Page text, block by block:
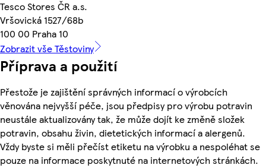
Tesco Stores ČR a.s.
Vršovická 1527/68b
100 00 Praha 10
Zobrazit vše Těstoviny
Příprava a použití
Přestože je zajištění správných informací o výrobcích
věnována nejvyšší péče, jsou předpisy pro výrobu potravin
neustále aktualizovány tak, že může dojít ke změně složek
potravin, obsahu živin, dietetických informací a alergenů.
Vždy byste si měli přečíst etiketu na výrobku a nespoléhat se
pouze na informace poskytnuté na internetových stránkách.